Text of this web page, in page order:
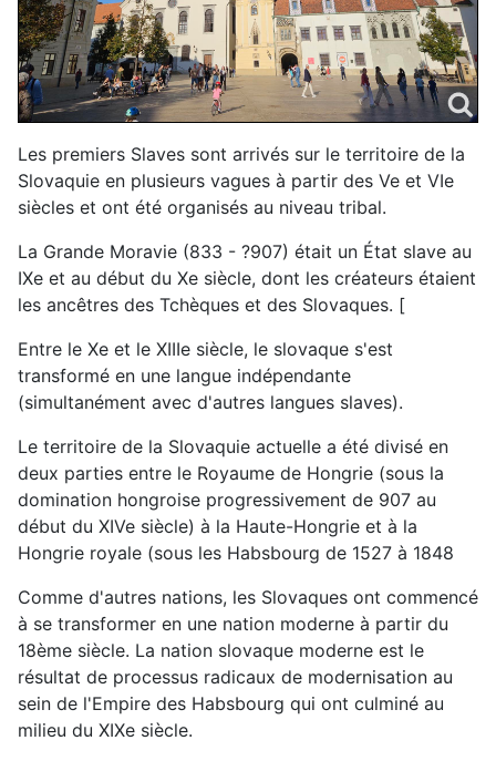
Les premiers Slaves sont arrivés sur le territoire de la
Slovaquie en plusieurs vagues à partir des Ve et VIe
siècles et ont été organisés au niveau tribal.
La Grande Moravie (833 - ?907) était un État slave au
IXe et au début du Xe siècle, dont les créateurs étaient
les ancêtres des Tchèques et des Slovaques. [
Entre le Xe et le XIIIe siècle, le slovaque s'est
transformé en une langue indépendante
(simultanément avec d'autres langues slaves).
Le territoire de la Slovaquie actuelle a été divisé en
deux parties entre le Royaume de Hongrie (sous la
domination hongroise progressivement de 907 au
début du XIVe siècle) à la Haute-Hongrie et à la
Hongrie royale (sous les Habsbourg de 1527 à 1848
Comme d'autres nations, les Slovaques ont commencé
à se transformer en une nation moderne à partir du
18ème siècle. La nation slovaque moderne est le
résultat de processus radicaux de modernisation au
sein de l'Empire des Habsbourg qui ont culminé au
milieu du XIXe siècle.